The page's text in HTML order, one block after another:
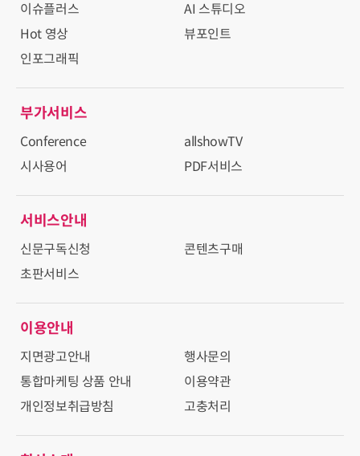
이슈플러스
AI 스튜디오
Hot 영상
뷰포인트
인포그래픽
부가서비스
Conference
allshowTV
시사용어
PDF서비스
서비스안내
신문구독신청
콘텐츠구매
초판서비스
이용안내
지면광고안내
행사문의
통합마케팅 상품 안내
이용약관
개인정보취급방침
고충처리